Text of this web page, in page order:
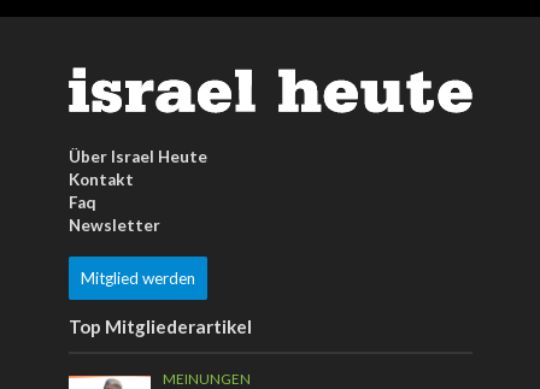
Über Israel Heute
Kontakt
Faq
Newsletter
Mitglied werden
Top Mitgliederartikel
MEINUNGEN